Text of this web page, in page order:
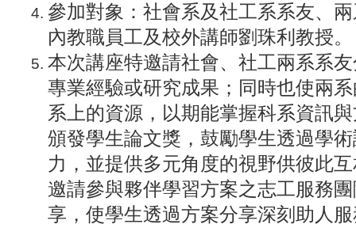
參加對象：社會系及社工系系友、
內教職員工及校外講師劉珠利教授。
本次講座特邀請社會、社工兩系系
專業經驗或研究成果；同時也使兩
系上的資源，以期能掌握科系資訊
頒發學生論文獎，鼓勵學生透過學
力，並提供多元角度的視野供彼此
邀請參與夥伴學習方案之志工服務
享，使學生透過方案分享深刻助人